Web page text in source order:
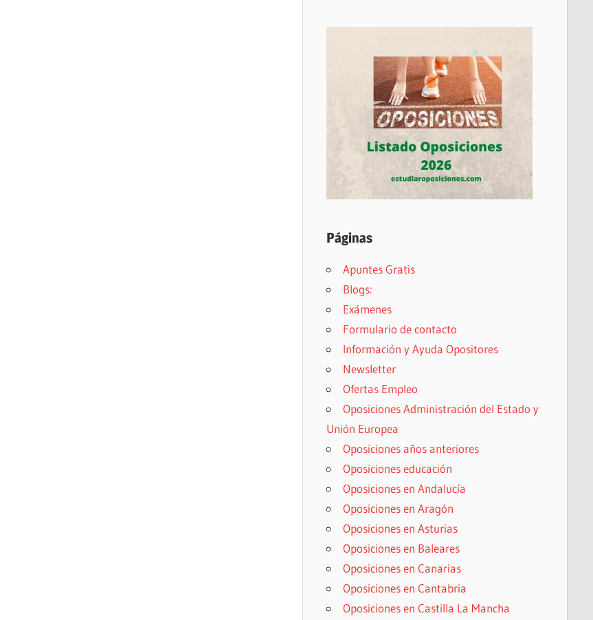
Páginas
Apuntes Gratis
Blogs:
Exámenes
Formulario de contacto
Información y Ayuda Opositores
Newsletter
Ofertas Empleo
Oposiciones Administración del Estado y
Unión Europea
Oposiciones años anteriores
Oposiciones educación
Oposiciones en Andalucía
Oposiciones en Aragón
Oposiciones en Asturias
Oposiciones en Baleares
Oposiciones en Canarias
Oposiciones en Cantabria
Oposiciones en Castilla La Mancha